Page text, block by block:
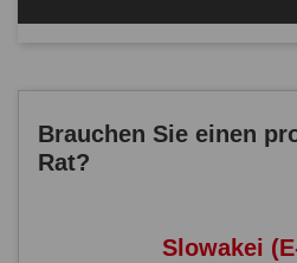
Brauchen Sie einen
Rat?
Slowakei